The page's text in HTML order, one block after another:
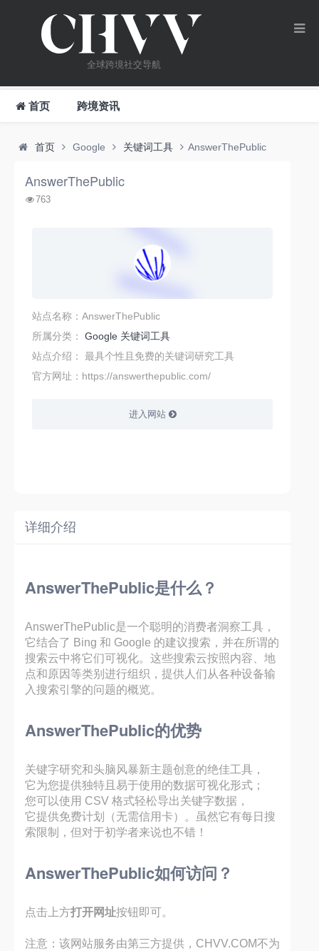
全球跨境社交导航
首页 跨境资讯
首页 Google 关键词工具 AnswerThePublic
AnswerThePublic
763
站点名称：AnswerThePublic
所属分类： Google 关键词工具
站点介绍： 最具个性且免费的关键词研究工具
官方网址：https://answerthepublic.com/
进入网站
详细介绍
AnswerThePublic是什么？
AnswerThePublic是一个聪明的消费者洞察工具，
它结合了 Bing 和 Google 的建议搜索，并在所谓的
搜索云中将它们可视化。这些搜索云按照内容、地
点和原因等类别进行组织，提供人们从各种设备输
入搜索引擎的问题的概览。
AnswerThePublic的优势
关键字研究和头脑风暴新主题创意的绝佳工具，
它为您提供独特且易于使用的数据可视化形式；
您可以使用 CSV 格式轻松导出关键字数据，
它提供免费计划（无需信用卡）。虽然它有每日搜
索限制，但对于初学者来说也不错！
AnswerThePublic如何访问？
点击上方打开网址按钮即可。
注意：该网站服务由第三方提供，CHVV.COM不为